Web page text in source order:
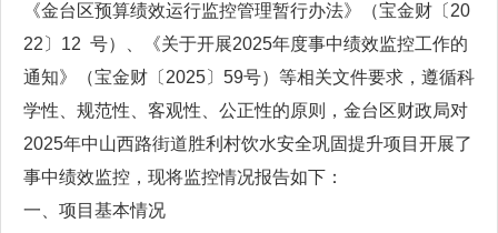
《金台区预算绩效运行监控管理暂行办法》（宝金财〔20
22〕12 号）、《关于开展2025年度事中绩效监控工作的
通知》（宝金财〔2025〕59号）等相关文件要求，遵循科
学性、规范性、客观性、公正性的原则，金台区财政局对
2025年中山西路街道胜利村饮水安全巩固提升项目开展了
事中绩效监控，现将监控情况报告如下：
一、项目基本情况